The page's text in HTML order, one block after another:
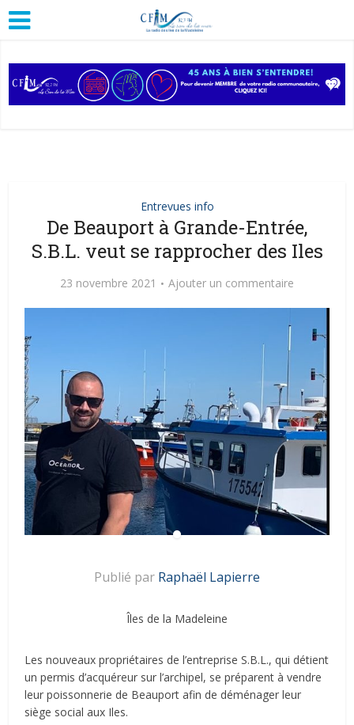
Entrevues info
De Beauport à Grande-Entrée,
S.B.L. veut se rapprocher des Iles
23 novembre 2021 Ajouter un commentaire
Publié par Raphaël Lapierre
Îles de la Madeleine
Les nouveaux propriétaires de l’entreprise S.B.L., qui détient
un permis d’acquéreur sur l’archipel, se préparent à vendre
leur poissonnerie de Beauport afin de déménager leur
siège social aux Iles.